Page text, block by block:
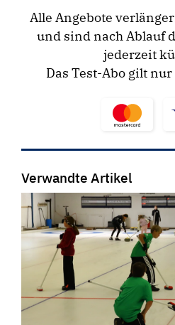
Alle Angebote
und sind nach Ablauf
jederzeit
Das Test-Abo gilt
Verwandte Artikel